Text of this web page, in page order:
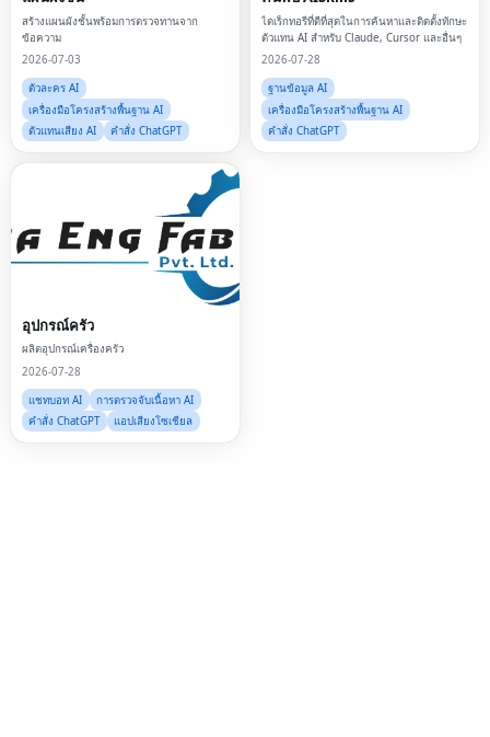
สร้างแผนผังชั้นพร้อมการตรวจทานจาก
ข้อความ
2026-07-03
ตัวละคร AI
เครื่องมือโครงสร้างพื้นฐาน AI
ตัวแทนเสียง AI
คำสั่ง ChatGPT
ไดเร็กทอรีที่ดีที่สุดในการค้นหาและติดตั้งทักษะ
ตัวแทน AI สำหรับ Claude, Cursor และอื่นๆ
2026-07-28
ฐานข้อมูล AI
เครื่องมือโครงสร้างพื้นฐาน AI
คำสั่ง ChatGPT
อุปกรณ์ครัว
ผลิตอุปกรณ์เครื่องครัว
2026-07-28
แชทบอท AI
การตรวจจับเนื้อหา AI
คำสั่ง ChatGPT
แอปเสียงโซเชียล